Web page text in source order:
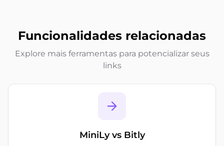
Funcionalidades relacionadas
Explore mais ferramentas para potencializar seus
links
MiniLy vs Bitly